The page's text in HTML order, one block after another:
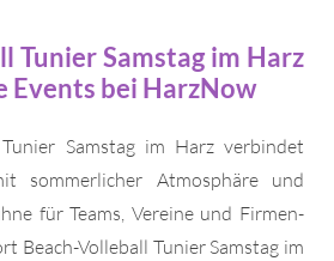
Tunier Samstag im Harz
Events bei HarzNow
Samstag im Harz verbindet
sommerlicher Atmosphäre und
für Teams, Vereine und Firmen-
Beach-Volleball Tunier Samstag im